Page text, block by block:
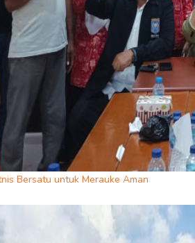
Bersatu untuk Merauke Aman